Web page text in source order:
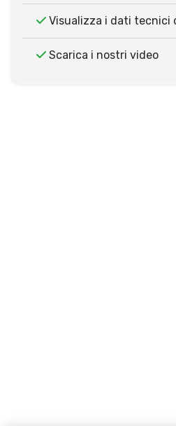
Visualizza i dati tecnici
Scarica i nostri video